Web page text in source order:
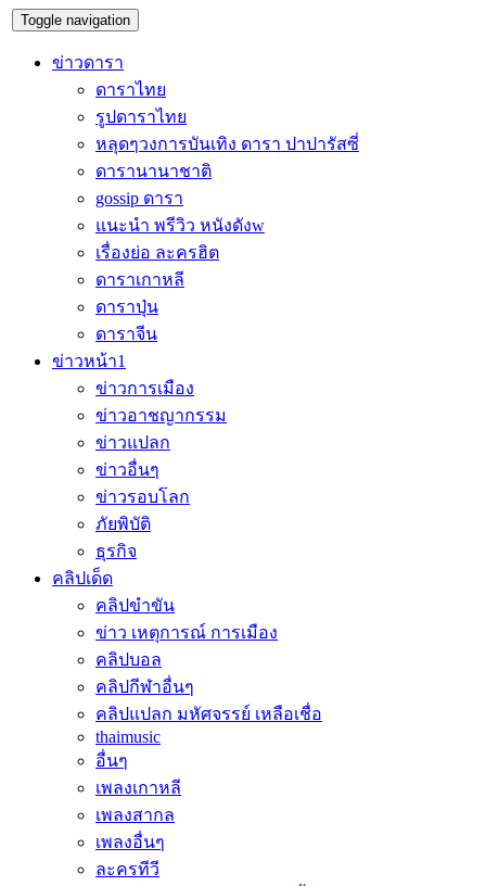
Toggle navigation
ข่าวดารา
ดาราไทย
รูปดาราไทย
หลุดๆวงการบันเทิง ดารา ปาปารัสซี่
ดารานานาชาติ
gossip ดารา
แนะนำ พรีวิว หนังดังw
เรื่องย่อ ละครฮิต
ดาราเกาหลี
ดาราปุ่น
ดาราจีน
ข่าวหน้า1
ข่าวการเมือง
ข่าวอาชญากรรม
ข่าวแปลก
ข่าวอื่นๆ
ข่าวรอบโลก
ภัยพิบัติ
ธุรกิจ
คลิปเด็ด
คลิปขำขัน
ข่าว เหตุการณ์ การเมือง
คลิปบอล
คลิปกีฬาอื่นๆ
คลิปแปลก มหัศจรรย์ เหลือเชื่อ
thaimusic
อื่นๆ
เพลงเกาหลี
เพลงสากล
เพลงอื่นๆ
ละครทีวี